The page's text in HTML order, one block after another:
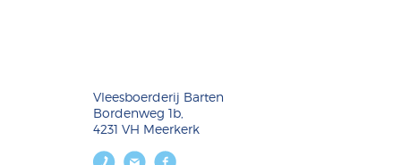
Vleesboerderij Barten
Bordenweg 1b,
4231 VH Meerkerk